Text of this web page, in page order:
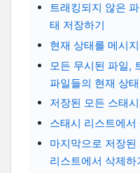
트래킹되지 않은
태 저장하기
현재 상태를 메시
모든 무시된 파일,
파일들의 현재 상
저장된 모든 스태
스태시 리스트에
마지막으로 저장
리스트에서 삭제하